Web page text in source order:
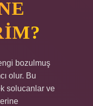
bozulmuş
olur. Bu
solucanlar ve